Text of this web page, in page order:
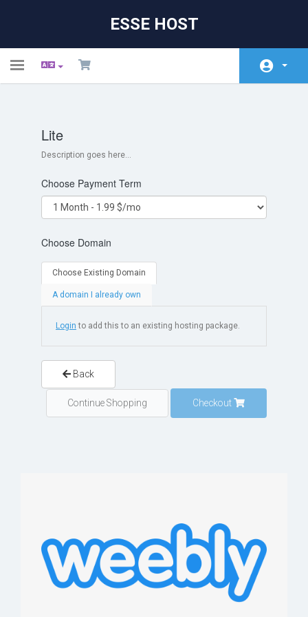
ESSE HOST
Toggle
Store
Сповіщення
База знань
Зв'язок з нами
Lite
Description goes here...
Choose Payment Term
Choose Domain
Choose Existing Domain
A domain I already own
Login to add this to an existing hosting package.
Back
Continue Shopping Checkout